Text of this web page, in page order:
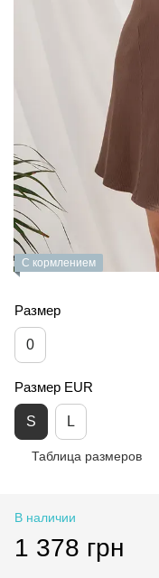
С кормлением
Размер
0
Размер EUR
S L
Таблица размеров
В наличии
1 378 грн